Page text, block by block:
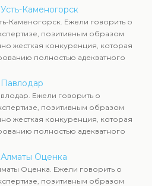
Каменогорск
Каменогорск. Ежели говорить о
позитивным образом
жесткая конкуренция, которая
полностью адекватного
Ежели говорить о
позитивным образом
жесткая конкуренция, которая
полностью адекватного
Оценка
Оценка. Ежели говорить о
позитивным образом